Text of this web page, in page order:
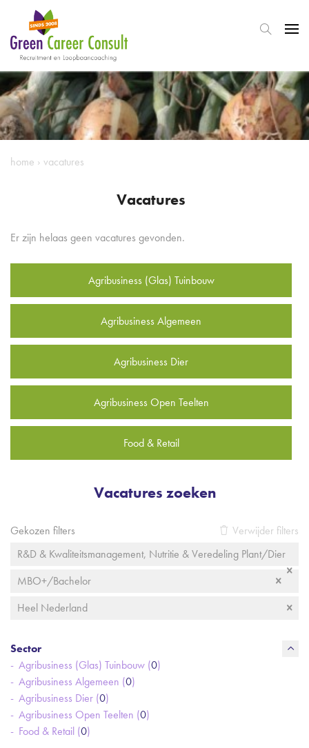
home › vacatures
Vacatures
Er zijn helaas geen vacatures gevonden.
Agribusiness (Glas) Tuinbouw
Agribusiness Algemeen
Agribusiness Dier
Agribusiness Open Teelten
Food & Retail
Vacatures zoeken
Gekozen filters
Verwijder filters
R&D & Kwaliteitsmanagement, Nutritie & Veredeling Plant/Dier
MBO+/Bachelor
Heel Nederland
Sector
Agribusiness (Glas) Tuinbouw (0)
Agribusiness Algemeen (0)
Agribusiness Dier (0)
Agribusiness Open Teelten (0)
Food & Retail (0)